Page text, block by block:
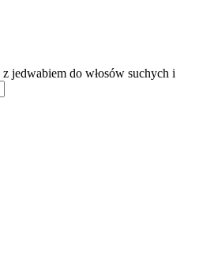
jedwabiem do włosów suchych i